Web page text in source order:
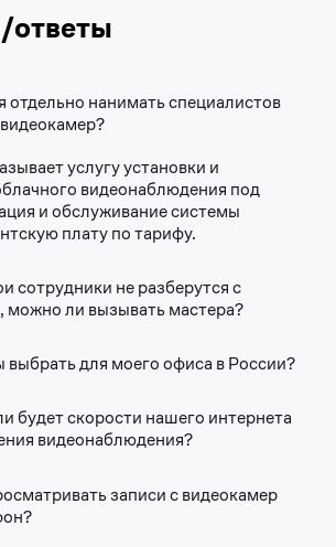
отдельно нанимать специалистов
услугу установки и
видеонаблюдения под
и обслуживание системы
плату по тарифу.
сотрудники не разберутся с
можно ли вызывать мастера?
выбрать для моего офиса в России?
будет скорости нашего интернета
видеонаблюдения?
записи с видеокамер